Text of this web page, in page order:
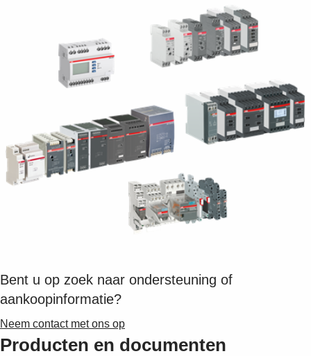
Bent u op zoek naar ondersteuning of
aankoopinformatie?
Neem contact met ons op
Producten en documenten